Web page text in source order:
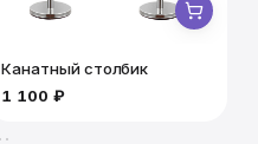
Канатный столбик
1 100 ₽